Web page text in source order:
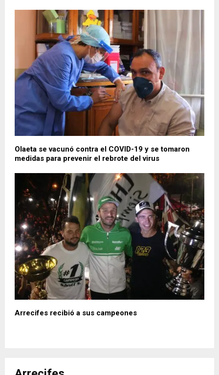
Olaeta se vacunó contra el COVID-19 y se tomaron
medidas para prevenir el rebrote del virus
Arrecifes recibió a sus campeones